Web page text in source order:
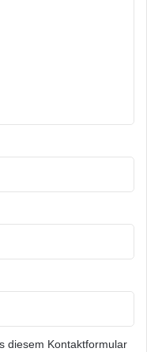
diesem Kontaktformular